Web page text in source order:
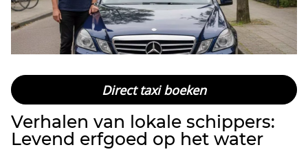
Direct taxi boeken
Verhalen van lokale schippers:
Levend erfgoed op het water